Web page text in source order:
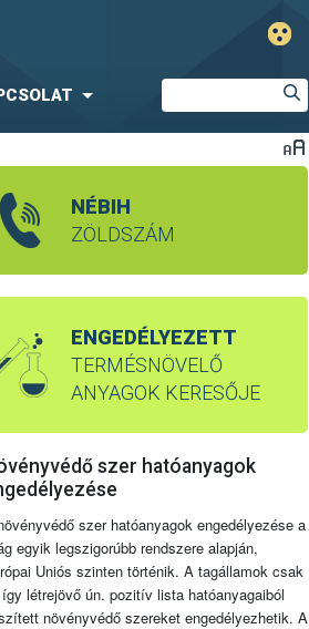
NÉBIH
ZÖLDSZÁM
ENGEDÉLYEZETT
TERMÉSNÖVELŐ
ANYAGOK KERESŐJE
szer hatóanyagok
szer hatóanyagok engedélyezése a
egyik legszigorúbb rendszere alapján,
Uniós szinten történik. A tagállamok csak
létrejövő ún. pozitív lista hatóanyagaiból
növényvédő szereket engedélyezhetik. A